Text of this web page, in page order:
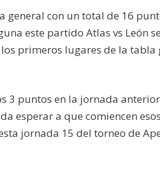
general con un total de 16
este partido Atlas vs León
primeros lugares de la tabla
3 puntos en la jornada
esperar a que comiencen
jornada 15 del torneo de